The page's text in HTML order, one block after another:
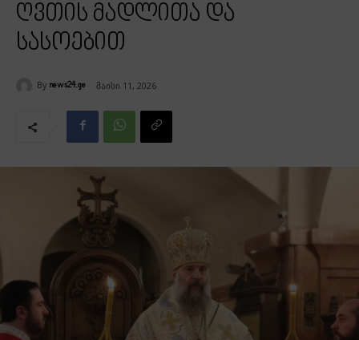
ღვთის მადლითა და
სასოებით
By news24.ge მაისი 11, 2026